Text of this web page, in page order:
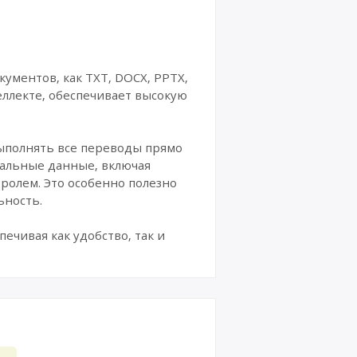
как TXT, DOCX, PPTX,
обеспечивает высокую
все переводы прямо
данные, включая
Это особенно полезно
как удобство, так и